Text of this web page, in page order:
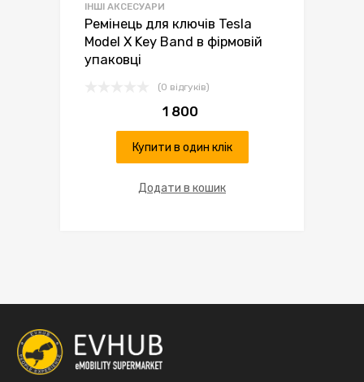
ІНШІ АКСЕСУАРИ
Ремінець для ключів Tesla
Model X Key Band в фірмовій
упаковці
(0 відгуків)
1 800
Купити в один клік
Додати в кошик